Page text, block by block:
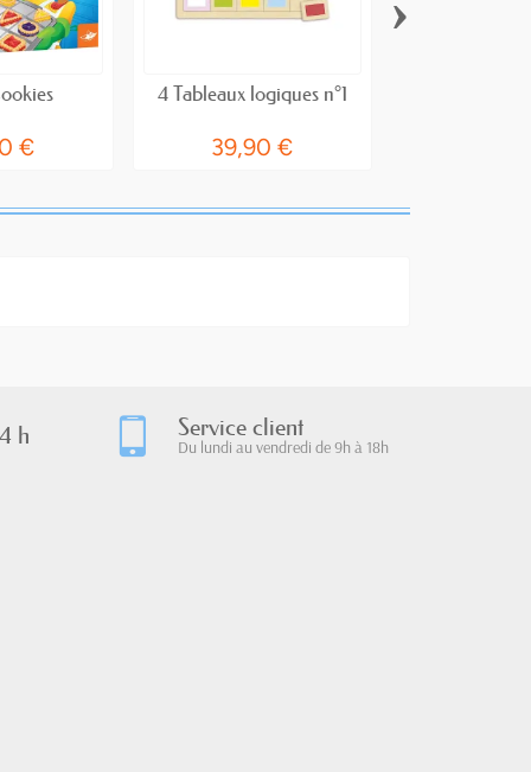
€
4 Tableaux logiques n°1
39,90 €
h Service client
Du lundi au vendredi de 9h à 18h